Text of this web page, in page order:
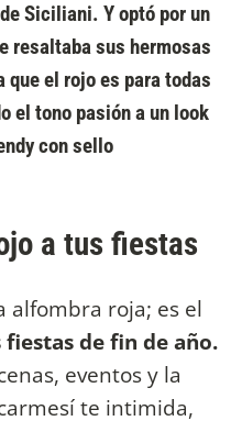
Siciliani. Y optó por un
resaltaba sus hermosas
el rojo es para todas
el tono pasión a un look
con sello
a tus fiestas
alfombra roja; es el
de fin de año.
eventos y la
te intimida,